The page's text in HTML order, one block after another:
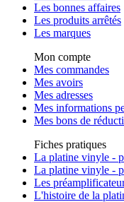
Les bonnes affaires
Les produits arrêtés
Les marques
Mon compte
Mes commandes
Mes avoirs
Mes adresses
Mes informations
Mes bons de
Fiches pratiques
La platine vinyle -
La platine vinyle -
Les
L'histoire de la